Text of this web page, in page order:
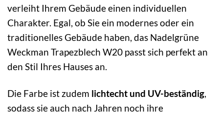
verleiht Ihrem Gebäude einen individuellen
Charakter. Egal, ob Sie ein modernes oder ein
traditionelles Gebäude haben, das Nadelgrüne
Weckman Trapezblech W20 passt sich perfekt an
den Stil Ihres Hauses an.
Die Farbe ist zudem lichtecht und UV-beständig,
sodass sie auch nach Jahren noch ihre